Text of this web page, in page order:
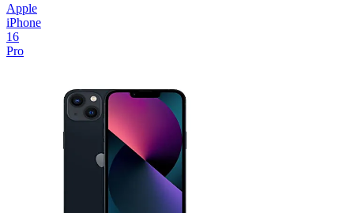
Apple
iPhone
16
Pro